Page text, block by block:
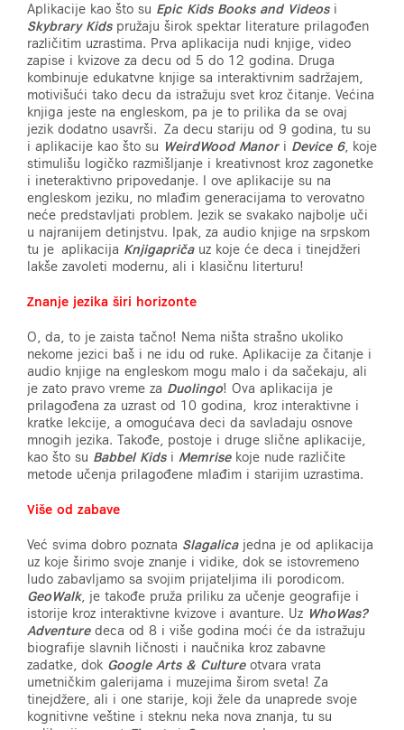
Aplikacije kao što su Epic Kids Books and Videos i
Skybrary Kids pružaju širok spektar literature prilagođen
različitim uzrastima. Prva aplikacija nudi knjige, video
zapise i kvizove za decu od 5 do 12 godina. Druga
kombinuje edukatvne knjige sa interaktivnim sadržajem,
motivišući tako decu da istražuju svet kroz čitanje. Većina
knjiga jeste na engleskom, pa je to prilika da se ovaj
jezik dodatno usavrši. Za decu stariju od 9 godina, tu su
i aplikacije kao što su WeirdWood Manori Device 6, koje
stimulišu logičko razmišljanje i kreativnost kroz zagonetke
i ineteraktivno pripovedanje. I ove aplikacije su na
engleskom jeziku, no mlađim generacijama to verovatno
neće predstavljati problem. Jezik se svakako najbolje uči
u najranijem detinjstvu. Ipak, za audio knjige na srpskom
tu je aplikacija Knjigapriča uz koje će deca i tinejdžeri
lakše zavoleti modernu, ali i klasičnu literturu!
Znanje jezika širi horizonte
O, da, to je zaista tačno! Nema ništa strašno ukoliko
nekome jezici baš i ne idu od ruke. Aplikacije za čitanje i
audio knjige na engleskom mogu malo i da sačekaju, ali
je zato pravo vreme za Duolingo! Ova aplikacija je
prilagođena za uzrast od 10 godina, kroz interaktivne i
kratke lekcije, a omogućava deci da savladaju osnove
mnogih jezika. Takođe, postoje i druge slične aplikacije,
kao što su Babbel Kidsi Memrise koje nude različite
metode učenja prilagođene mlađim i starijim uzrastima.
Više od zabave
Već svima dobro poznata Slagalica jedna je od aplikacija
uz koje širimo svoje znanje i vidike, dok se istovremeno
ludo zabavljamo sa svojim prijateljima ili porodicom.
GeoWalk, je takođe pruža priliku za učenje geografije i
istorije kroz interaktivne kvizove i avanture. Uz WhoWas?
Adventure deca od 8 i više godina moći će da istražuju
biografije slavnih ličnosti i naučnika kroz zabavne
zadatke, dok Google Arts & Culture otvara vrata
umetničkim galerijama i muzejima širom sveta! Za
tinejdžere, ali i one starije, koji žele da unaprede svoje
kognitivne veštine i steknu neka nova znanja, tu su